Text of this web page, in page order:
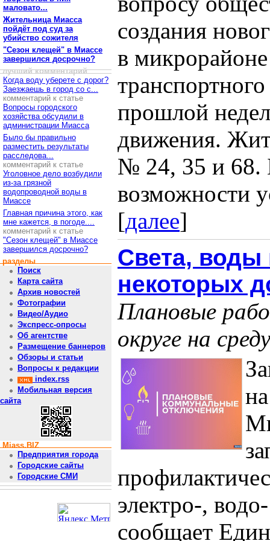
маловато...
Жительница Миасса
пойдёт под суд за
убийство сожителя
"Сезон клещей" в Миассе
завершился досрочно?
лучший комментарий
Когда воду уберете с дорог?
Заезжаешь в город со с...
комментарий к статье
Вопросы городского
хозяйства обсудили в
администрации Миасса
Было бы правильно
разместить результаты
расследова...
комментарий к статье
Уголовное дело возбудили
из-за грязной
водопроводной воды в
Миассе
Главная причина этого, как
мне кажется, в погоде....
комментарий к статье
"Сезон клещей" в Миассе
завершился досрочно?
разделы
Поиск
Карта сайта
Архив новостей
Фотографии
Видео/Аудио
Экспресс-опросы
Об агентстве
Размещение баннеров
Обзоры и статьи
Вопросы к редакции
index.rss
Мобильная версия
сайта
Miass.BIZ
Предприятия города
Городские сайты
Городские СМИ
создания
в
прошлой
движения.
№ 24, 35 и 68.
возможности
[далее]
Света, воды
некоторых
Плановые
округе на
электро-,
сообщает